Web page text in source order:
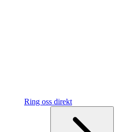
Ring oss direkt